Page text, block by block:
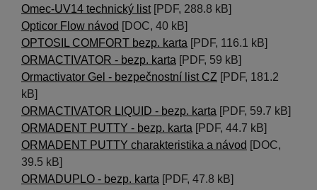
Omec-UV14 technický list[PDF, 288.8 kB]
Opticor Flow návod [DOC, 40 kB]
OPTOSIL COMFORT bezp. karta [PDF, 116.1 kB]
ORMACTIVATOR - bezp. karta [PDF, 59 kB]
Ormactivator Gel - bezpečnostní list CZ [PDF, 181.2
kB]
ORMACTIVATOR LIQUID - bezp. karta [PDF, 59.7 kB]
ORMADENT PUTTY - bezp. karta [PDF, 44.7 kB]
ORMADENT PUTTY charakteristika a návod [DOC,
39.5 kB]
ORMADUPLO - bezp. karta [PDF, 47.8 kB]